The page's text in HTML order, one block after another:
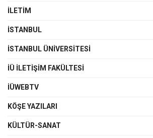
İLETIM
İSTANBUL
İSTANBUL ÜNIVERSITESI
İÜ İLETIŞIM FAKÜLTESI
İÜWEBTV
KÖŞE YAZILARI
KÜLTÜR-SANAT